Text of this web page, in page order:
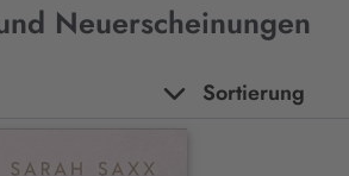
Neuerscheinungen
Sortierung